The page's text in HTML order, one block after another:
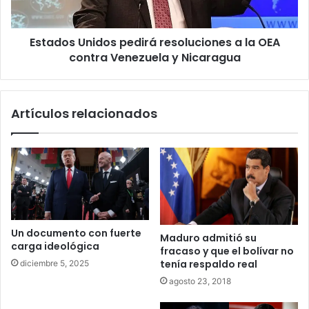
contra
Venezuela
Estados Unidos pedirá resoluciones a la OEA
contra Venezuela y Nicaragua
Artículos relacionados
Un documento con fuerte
carga ideológica
diciembre 5, 2025
Maduro admitió su
fracaso y que el bolívar no
tenía respaldo real
agosto 23, 2018